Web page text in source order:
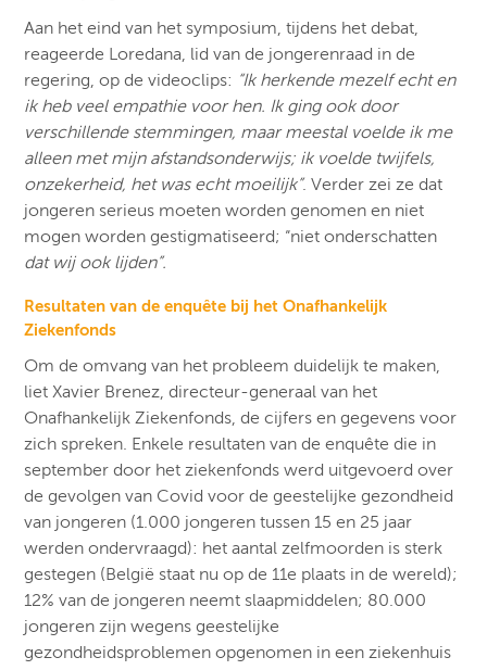
Aan het eind van het symposium, tijdens het debat,
reageerde Loredana, lid van de jongerenraad in de
regering, op de videoclips: “Ik herkende mezelf echt en
ik heb veel empathie voor hen. Ik ging ook door
verschillende stemmingen, maar meestal voelde ik me
alleen met mijn afstandsonderwijs; ik voelde twijfels,
onzekerheid, het was echt moeilijk”. Verder zei ze dat
jongeren serieus moeten worden genomen en niet
mogen worden gestigmatiseerd; “niet onderschatten
dat wij ook lijden”.
Resultaten van de enquête bij het Onafhankelijk
Ziekenfonds
Om de omvang van het probleem duidelijk te maken,
liet Xavier Brenez, directeur-generaal van het
Onafhankelijk Ziekenfonds, de cijfers en gegevens voor
zich spreken. Enkele resultaten van de enquête die in
september door het ziekenfonds werd uitgevoerd over
de gevolgen van Covid voor de geestelijke gezondheid
van jongeren (1.000 jongeren tussen 15 en 25 jaar
werden ondervraagd): het aantal zelfmoorden is sterk
gestegen (België staat nu op de 11e plaats in de wereld);
12% van de jongeren neemt slaapmiddelen; 80.000
jongeren zijn wegens geestelijke
gezondheidsproblemen opgenomen in een ziekenhuis